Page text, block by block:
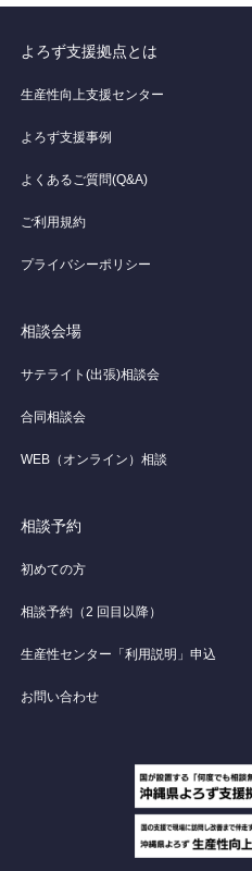
よろず支援拠点とは
生産性向上支援センター
よろず支援事例
よくあるご質問(Q&A)
ご利用規約
プライバシーポリシー
相談会場
サテライト(出張)相談会
合同相談会
WEB（オンライン）相談
相談予約
初めての方
相談予約（2 回目以降）
生産性センター「利用説明」申込
お問い合わせ